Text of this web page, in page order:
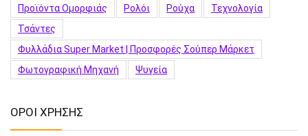
Προϊόντα Ομορφιάς
Ρολόι Ρούχα
Τεχνολογία
Τσάντες
Φυλλάδια Super Market | Προσφορές Σούπερ Μάρκετ
Φωτογραφική Μηχανή
Ψυγεία
ΟΡΟΙ ΧΡΗΣΗΣ